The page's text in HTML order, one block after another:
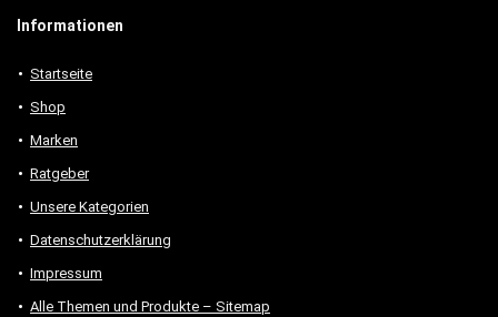
Informationen
Startseite
Shop
Marken
Ratgeber
Unsere Kategorien
Datenschutzerklärung
Impressum
Alle Themen und Produkte – Sitemap